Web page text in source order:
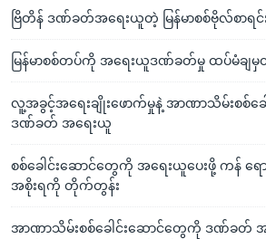
ဗြိတိန် ဒဏ်ခတ်အရေးယူတဲ့ မြန်မာစစ်ဗိုလ်စာရင်
မြန်မာစစ်တပ်ကို အရေးယူဒဏ်ခတ်မှု ထပ်မံချမှတ်
လူ့အခွင့်အရေးချိုးဖောက်မှုနဲ့ အာဏာသိမ်းစစ်ခ
ဒဏ်ခတ် အရေးယူ
စစ်ခေါင်းဆောင်တွေကို အရေးယူပေးဖို့ ကန် ရေ
အစိုးရကို တိုက်တွန်း
အာဏာသိမ်းစစ်ခေါင်းဆောင်တွေကို ဒဏ်ခတ်